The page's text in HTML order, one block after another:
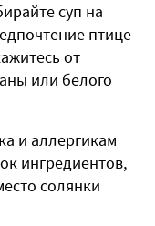
суп на
птице
от
или белого
и аллергикам
ингредиентов,
солянки